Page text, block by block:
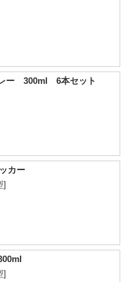
ー 300ml 6本セット
カー
]
]